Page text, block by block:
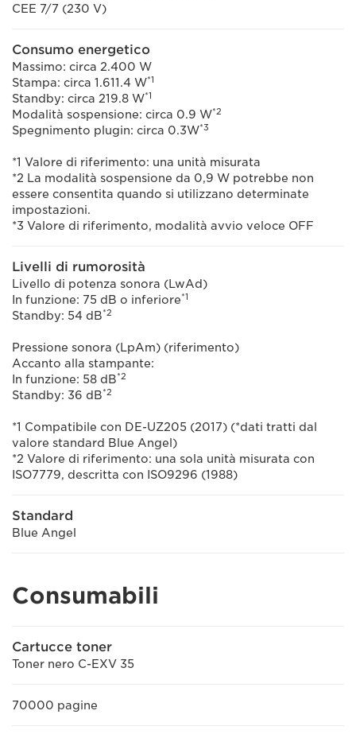
CEE 7/7 (230 V)
Consumo energetico
Massimo: circa 2.400 W
Stampa: circa 1.611.4 W*1
Standby: circa 219.8 W*1
Modalità sospensione: circa 0.9 W*2
Spegnimento plugin: circa 0.3W*3
*1 Valore di riferimento: una unità misurata
*2 La modalità sospensione da 0,9 W potrebbe non
essere consentita quando si utilizzano determinate
impostazioni.
*3 Valore di riferimento, modalità avvio veloce OFF
Livelli di rumorosità
Livello di potenza sonora (LwAd)
In funzione: 75 dB o inferiore*1
Standby: 54 dB*2
Pressione sonora (LpAm) (riferimento)
Accanto alla stampante:
In funzione: 58 dB*2
Standby: 36 dB*2
*1 Compatibile con DE-UZ205 (2017) (*dati tratti dal
valore standard Blue Angel)
*2 Valore di riferimento: una sola unità misurata con
ISO7779, descritta con ISO9296 (1988)
Standard
Blue Angel
Consumabili
Cartucce toner
Toner nero C-EXV 35
70000 pagine